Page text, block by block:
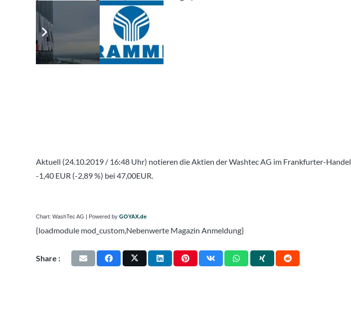
Aktuell (24.10.2019 / 16:48 Uhr) notieren die Aktien der Washtec AG im Frankfurter-
-1,40 EUR (-2,89 %) bei 47,00EUR.
Chart: WashTec AG | Powered by GOYAX.de
{loadmodule mod_custom,Nebenwerte Magazin Anmeldung}
Share :